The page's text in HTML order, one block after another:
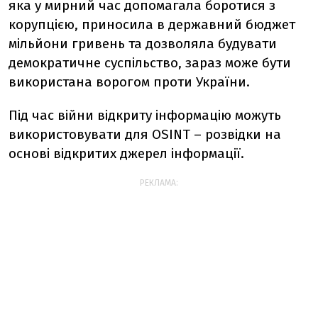
яка у мирний час допомагала боротися з
корупцією, приносила в державний бюджет
мільйони гривень та дозволяла будувати
демократичне суспільство, зараз може бути
використана ворогом проти України.
Під час війни відкриту інформацію можуть
використовувати для OSINT – розвідки на
основі відкритих джерел інформації.
РЕКЛАМА: